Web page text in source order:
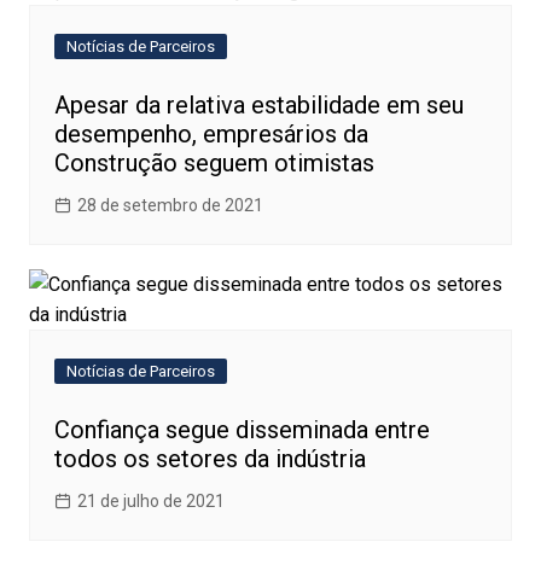
Notícias de Parceiros
Apesar da relativa estabilidade em seu
desempenho, empresários da
Construção seguem otimistas
28 de setembro de 2021
Notícias de Parceiros
Confiança segue disseminada entre
todos os setores da indústria
21 de julho de 2021